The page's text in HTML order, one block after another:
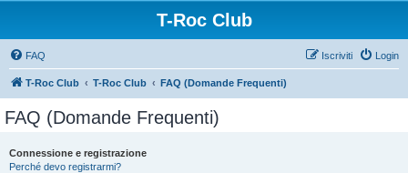
T-Roc Club
FAQ Login
Iscriviti
T-Roc Club T-Roc Club FAQ (Domande Frequenti)
FAQ (Domande Frequenti)
Connessione e registrazione
Perché devo registrarmi?